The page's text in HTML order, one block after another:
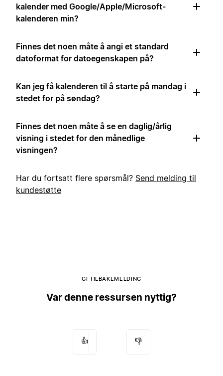
kalender med Google/Apple/Microsoft-
kalenderen min?
Finnes det noen måte å angi et standard
datoformat for datoegenskapen på?
Kan jeg få kalenderen til å starte på mandag i
stedet for på søndag?
Finnes det noen måte å se en daglig/årlig
visning i stedet for den månedlige
visningen?
Har du fortsatt flere spørsmål? Send melding til
kundestøtte
GI TILBAKEMELDING
Var denne ressursen nyttig?
👍 👎